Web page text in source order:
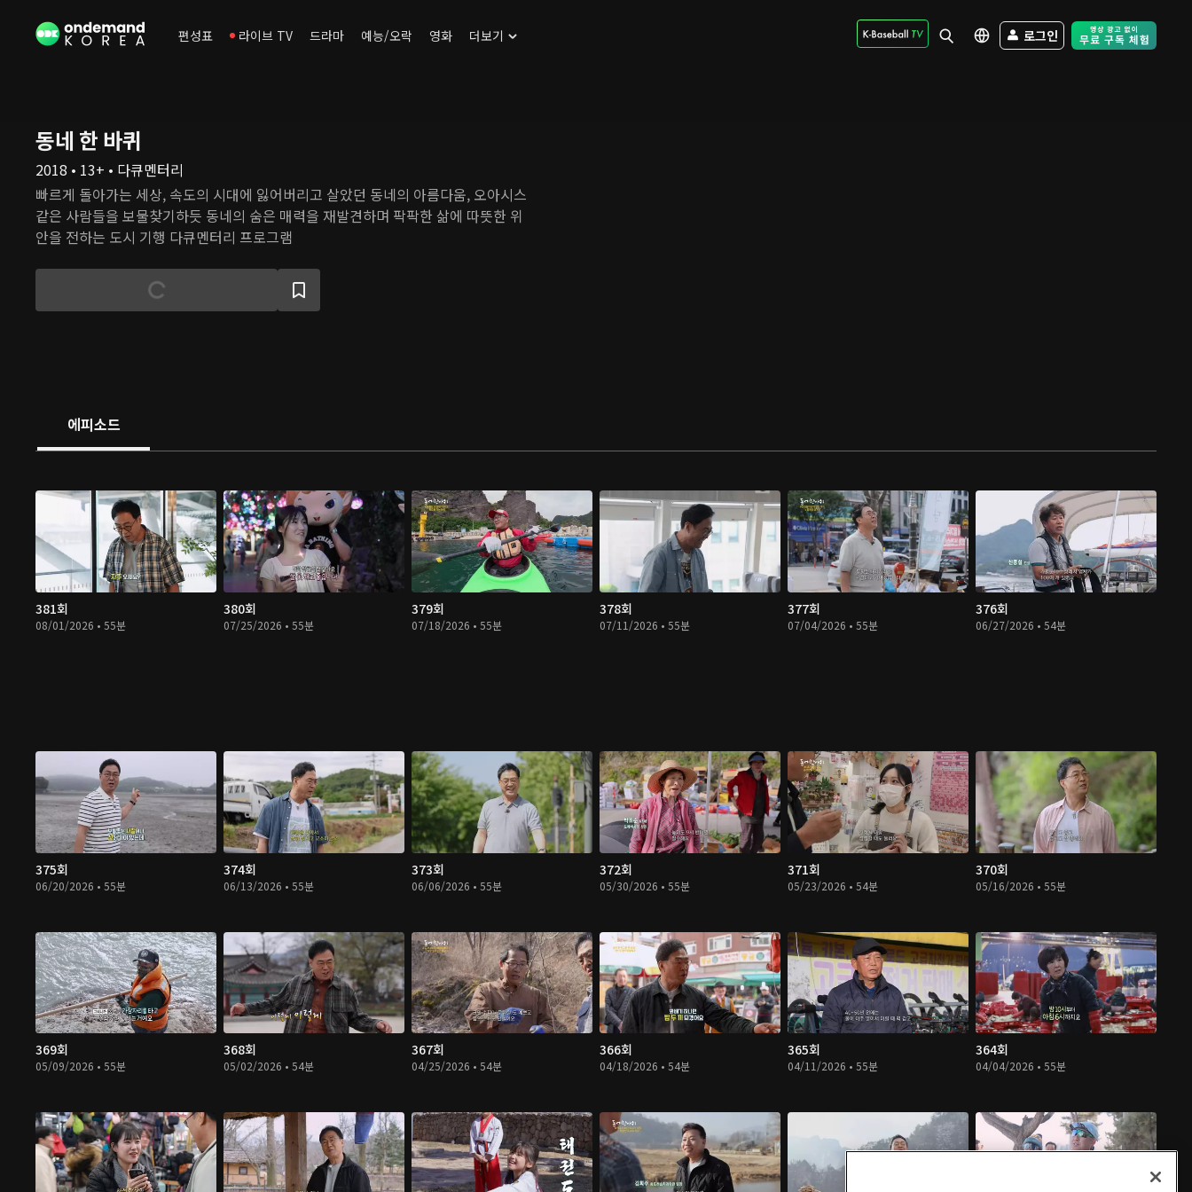
편성표 라이브 TV 드라마 예능/오락 영화 더보기 로그인 Free Trial -
동네 한 바퀴
2018 • 13+ • 다큐멘터리
빠르게 돌아가는 세상, 속도의 시대에 잃어버리고 살았던 동네의 아름다움, 오아시스
같은 사람들을 보물찾기하듯 동네의 숨은 매력을 재발견하며 팍팍한 삶에 따뜻한 위
안을 전하는 도시 기행 다큐멘터리 프로그램
에피소드
381회
08/01/2026 • 55분
380회
07/25/2026 • 55분
379회
07/18/2026 • 55분
378회
07/11/2026 • 55분
377회
07/04/2026 • 55분
376회
06/27/2026 • 54분
375회
06/20/2026 • 55분
374회
06/13/2026 • 55분
373회
06/06/2026 • 55분
372회
05/30/2026 • 55분
371회
05/23/2026 • 54분
370회
05/16/2026 • 55분
369회
05/09/2026 • 55분
368회
05/02/2026 • 54분
367회
04/25/2026 • 54분
366회
04/18/2026 • 54분
365회
04/11/2026 • 55분
364회
04/04/2026 • 55분